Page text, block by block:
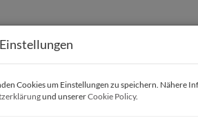
Cookies um Einstellungen zu speichern. Nähere
und unsererCookie Policy.